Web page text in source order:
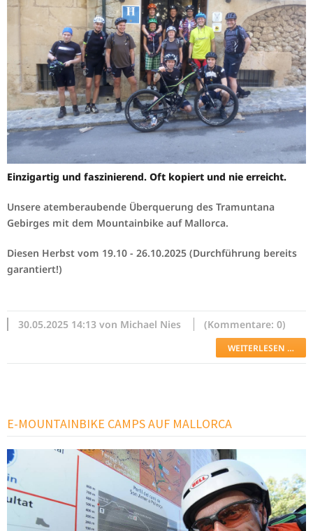
Einzigartig und faszinierend. Oft kopiert und nie erreicht.
Unsere atemberaubende Überquerung des Tramuntana
Gebirges mit dem Mountainbike auf Mallorca.
Diesen Herbst vom 19.10 - 26.10.2025 (Durchführung bereits
garantiert!)
30.05.2025 14:13 von Michael Nies (Kommentare: 0)
WEITERLESEN …
E-MOUNTAINBIKE CAMPS AUF MALLORCA